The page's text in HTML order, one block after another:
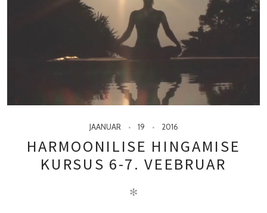
JAANUAR 19 2016
HARMOONILISE HINGAMISE
KURSUS 6-7. VEEBRUAR
✻